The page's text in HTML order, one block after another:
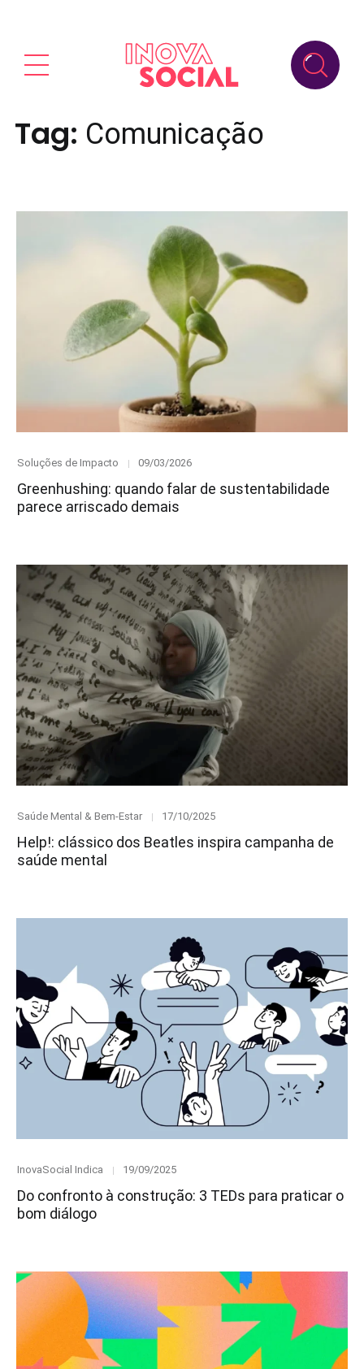
Tag: Comunicação
Category
Soluções de Impacto
Posted
09/03/2026
Greenhushing: quando falar de sustentabilidade
parece arriscado demais
Category
Saúde Mental & Bem-Estar
Posted
17/10/2025
Help!: clássico dos Beatles inspira campanha de
saúde mental
Category
InovaSocial Indica
Posted
19/09/2025
Do confronto à construção: 3 TEDs para praticar o
bom diálogo